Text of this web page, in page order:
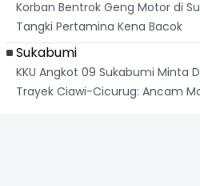
Korban Bentrok Geng Motor di
Tangki Pertamina Kena Bacok
Sukabumi
KKU Angkot 09 Sukabumi Minta
Trayek Ciawi-Cicurug: Ancam